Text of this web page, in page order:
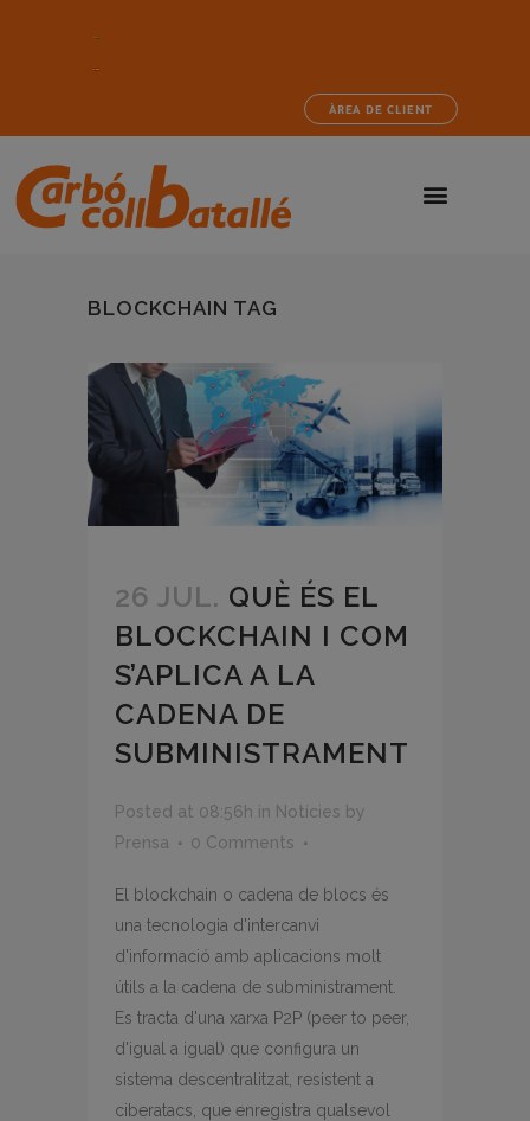
ÀREA DE CLIENT
BLOCKCHAIN TAG
26 JUL. QUÈ ÉS EL
BLOCKCHAIN I COM
S’APLICA A LA
CADENA DE
SUBMINISTRAMENT
Posted at 08:56h in Notícies by
Prensa
0 Comments
El blockchain o cadena de blocs és
una tecnologia d'intercanvi
d'informació amb aplicacions molt
útils a la cadena de subministrament.
Es tracta d'una xarxa P2P (peer to peer,
d'igual a igual) que configura un
sistema descentralitzat, resistent a
ciberatacs, que enregistra qualsevol